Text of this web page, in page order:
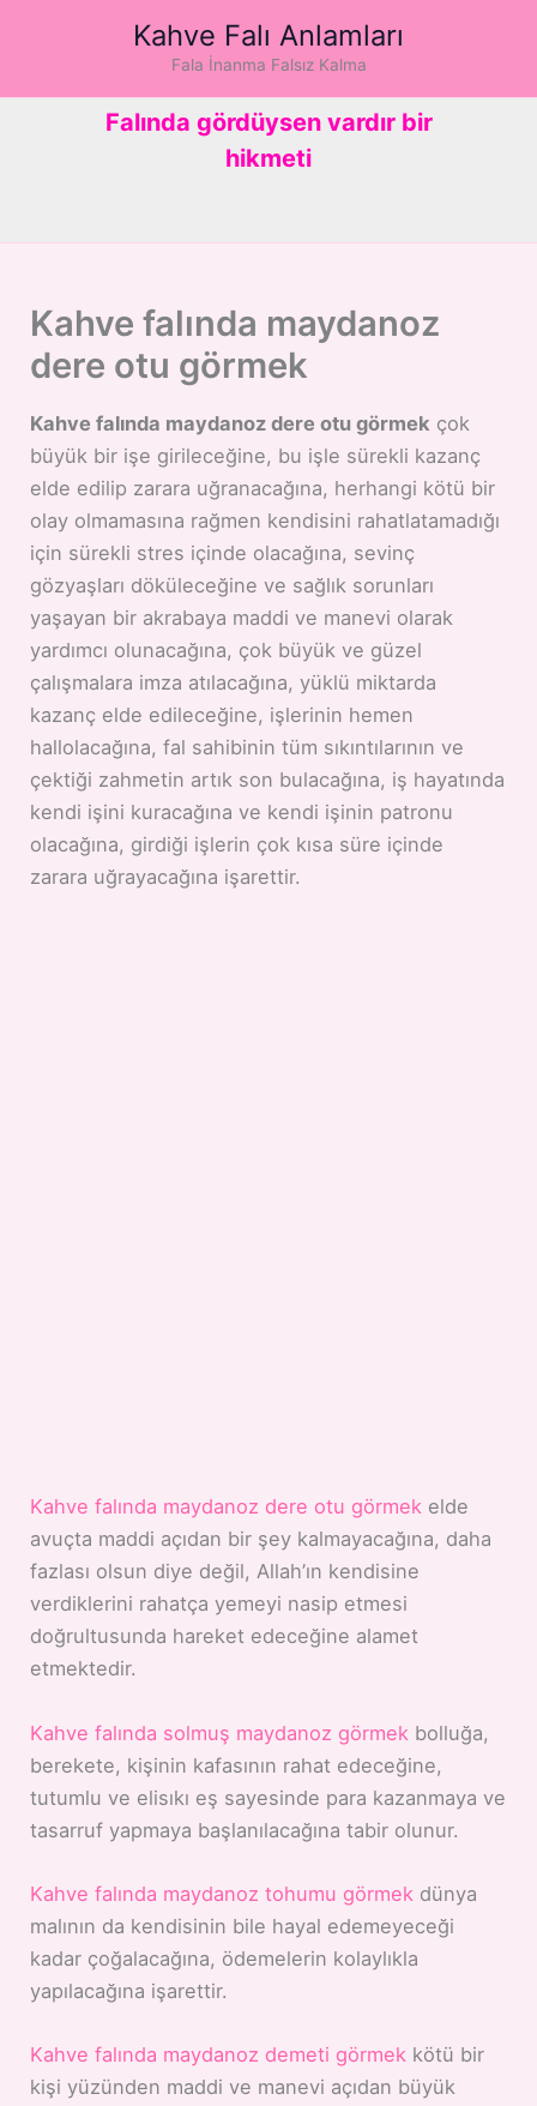
Kahve Falı Anlamları
Fala İnanma Falsız Kalma
Falında gördüysen vardır bir
hikmeti
Kahve falında maydanoz
dere otu görmek
Kahve falında maydanoz dere otu görmek çok
büyük bir işe girileceğine, bu işle sürekli kazanç
elde edilip zarara uğranacağına, herhangi kötü bir
olay olmamasına rağmen kendisini rahatlatamadığı
için sürekli stres içinde olacağına, sevinç
gözyaşları döküleceğine ve sağlık sorunları
yaşayan bir akrabaya maddi ve manevi olarak
yardımcı olunacağına, çok büyük ve güzel
çalışmalara imza atılacağına, yüklü miktarda
kazanç elde edileceğine, işlerinin hemen
hallolacağına, fal sahibinin tüm sıkıntılarının ve
çektiği zahmetin artık son bulacağına, iş hayatında
kendi işini kuracağına ve kendi işinin patronu
olacağına, girdiği işlerin çok kısa süre içinde
zarara uğrayacağına işarettir.
Kahve falında maydanoz dere otu görmek elde
avuçta maddi açıdan bir şey kalmayacağına, daha
fazlası olsun diye değil, Allah’ın kendisine
verdiklerini rahatça yemeyi nasip etmesi
doğrultusunda hareket edeceğine alamet
etmektedir.
Kahve falında solmuş maydanoz görmek bolluğa,
berekete, kişinin kafasının rahat edeceğine,
tutumlu ve elisıkı eş sayesinde para kazanmaya ve
tasarruf yapmaya başlanılacağına tabir olunur.
Kahve falında maydanoz tohumu görmek dünya
malının da kendisinin bile hayal edemeyeceği
kadar çoğalacağına, ödemelerin kolaylıkla
yapılacağına işarettir.
Kahve falında maydanoz demeti görmek kötü bir
kişi yüzünden maddi ve manevi açıdan büyük